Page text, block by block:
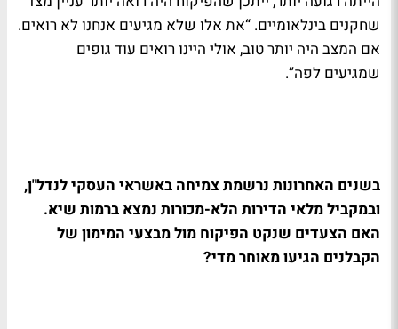
שחקנים בינלאומיים. “את אלו שלא מגיעים אנחנו לא רואים.
אם המצב היה יותר טוב, אולי היינו רואים עוד גופים
שמגיעים לפה”.
בשנים האחרונות נרשמת צמיחה באשראי העסקי לנדל"ן,
ובמקביל מלאי הדירות הלא-מכורות נמצא ברמות שיא.
האם הצעדים שנקט הפיקוח מול מבצעי המימון של
הקבלנים הגיעו מאוחר מדי?